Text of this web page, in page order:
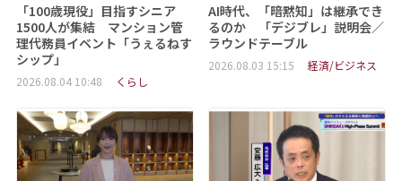
「100歳現役」目指すシニア
1500人が集結 マンション管
理代務員イベント「うぇるねす
シップ」
2026.08.04 10:48 くらし
AI時代、「暗黙知」は継承でき
るのか 「デジブレ」説明会／
ラウンドテーブル
2026.08.03 15:15 経済/ビジネス